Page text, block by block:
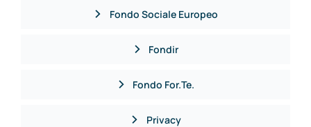
Fondo Sociale Europeo
Fondir
Fondo For.Te.
Privacy